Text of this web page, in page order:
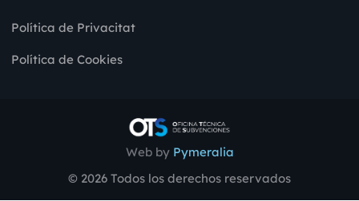
Política de Privacitat
Política de Cookies
Web by Pymeralia
© 2026 Todos los derechos reservados